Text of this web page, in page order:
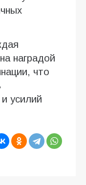
наградой
что
усилий